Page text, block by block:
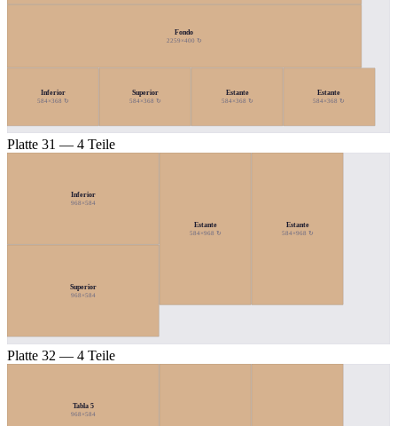
Fondo
2259×400 ↻
Inferior
584×368 ↻
Superior
584×368 ↻
Estante
584×368 ↻
Estante
584×368 ↻
Platte 31 — 4 Teile
Inferior
968×584
Superior
968×584
Estante
584×968 ↻
Estante
584×968 ↻
Platte 32 — 4 Teile
Tabla 5
968×584